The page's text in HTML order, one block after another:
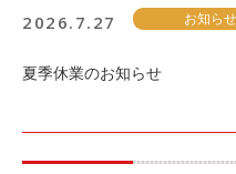
2026.7.27 お知らせ
夏季休業のお知らせ